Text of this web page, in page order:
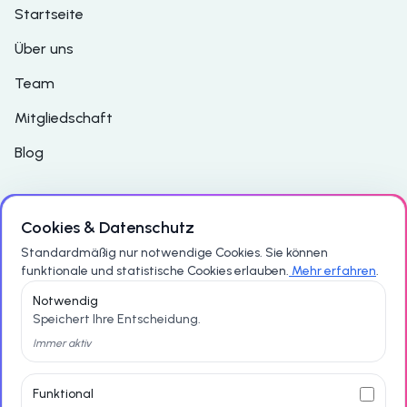
Startseite
Über uns
Team
Mitgliedschaft
Blog
Support
Häufig gestellte Fragen
Kontakt
Datenschutzerklärung
Impressum
Cookies & Datenschutz
Standardmäßig nur notwendige Cookies. Sie können
funktionale und statistische Cookies erlauben. Mehr erfahren.
Notwendig
Speichert Ihre Entscheidung.
Immer aktiv
Funktional